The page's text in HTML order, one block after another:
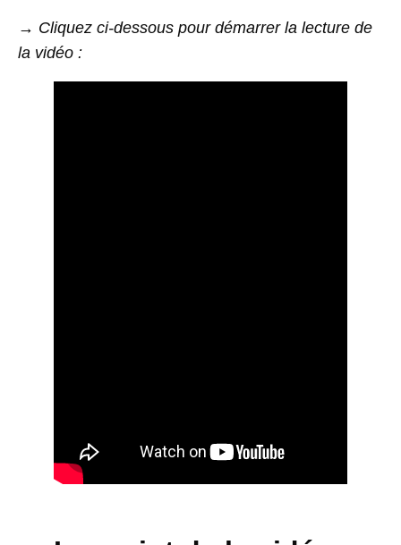
→ Cliquez ci-dessous pour démarrer la lecture de
la vidéo :